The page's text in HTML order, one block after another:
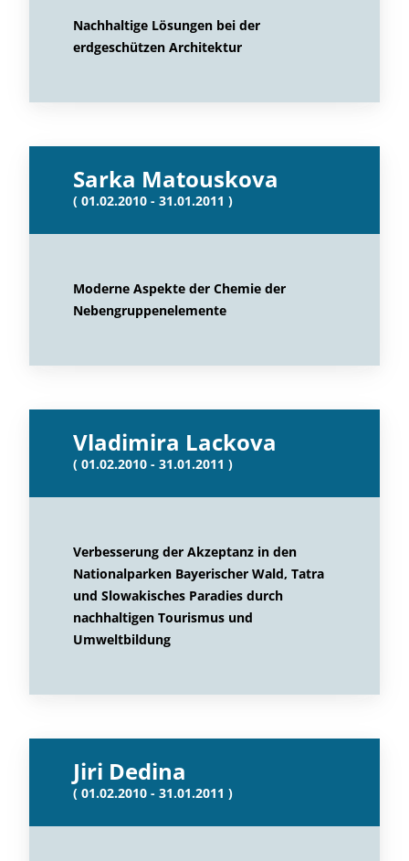
Nachhaltige Lösungen bei der
erdgeschützen Architektur
Sarka Matouskova
( 01.02.2010 - 31.01.2011 )
Moderne Aspekte der Chemie der
Nebengruppenelemente
Vladimira Lackova
( 01.02.2010 - 31.01.2011 )
Verbesserung der Akzeptanz in den
Nationalparken Bayerischer Wald, Tatra
und Slowakisches Paradies durch
nachhaltigen Tourismus und
Umweltbildung
Jiri Dedina
( 01.02.2010 - 31.01.2011 )